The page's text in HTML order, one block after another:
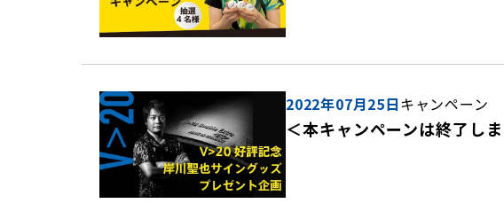
2022年07月25日キャンペーン
＜本キャンペーンは終了し